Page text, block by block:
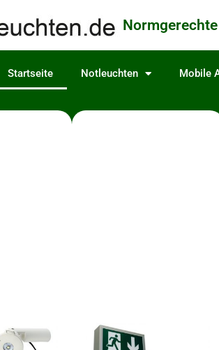
Startseite Notleuchten Mobile